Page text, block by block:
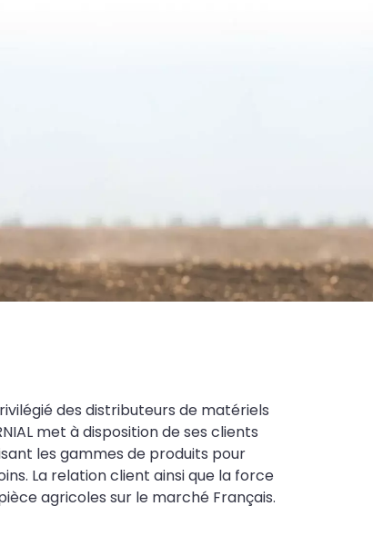
des distributeurs de matériels
met à disposition de ses clients
les gammes de produits pour
La relation client ainsi que la force
agricoles sur le marché Français.